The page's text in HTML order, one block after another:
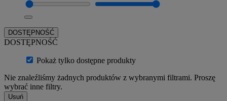
DOSTĘPNOŚĆ
DOSTĘPNOŚĆ
Pokaż tylko dostępne produkty
Nie znaleźliśmy żadnych produktów z wybranymi filtrami. Proszę
wybrać inne filtry.
Usuń